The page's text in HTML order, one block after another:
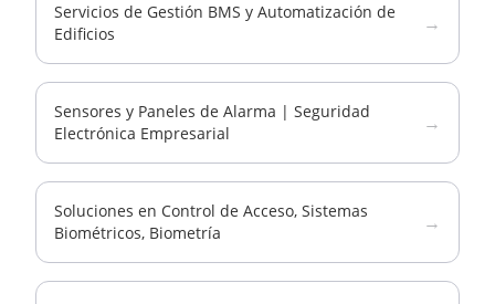
Servicios de Gestión BMS y Automatización de
Edificios
→
Sensores y Paneles de Alarma | Seguridad
Electrónica Empresarial
→
Soluciones en Control de Acceso, Sistemas
Biométricos, Biometría
→